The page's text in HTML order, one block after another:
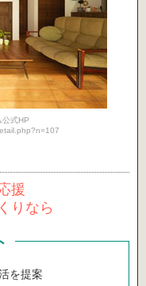
公式HP
援
りなら
を提案